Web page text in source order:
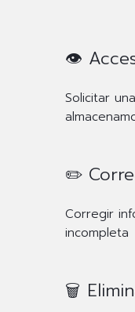
👁️
Solicitar
✏️
Corregir
incompleta
🗑️